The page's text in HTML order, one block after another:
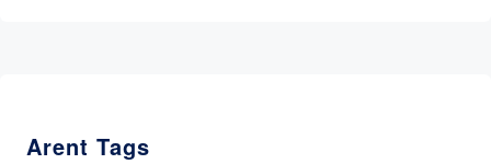
Arent Tags